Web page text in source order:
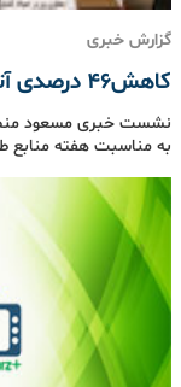
گزارش خبری
کاهش46 درصدی آتش سوزی جنگل ها
نشست خبری مسعود
به مناسبت هفته منابع